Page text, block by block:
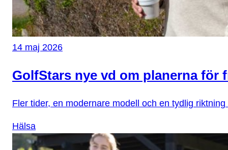
14 maj 2026
GolfStars nye vd om planerna för
Fler tider, en modernare modell och en tydlig
Hälsa